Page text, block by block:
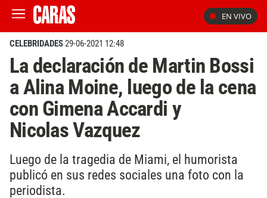
EN VIVO
CELEBRIDADES29-06-2021 12:48
La declaración de Martin Bossi
a Alina Moine, luego de la cena
con Gimena Accardi y
Nicolas Vazquez
Luego de la tragedia de Miami, el humorista
publicó en sus redes sociales una foto con la
periodista.